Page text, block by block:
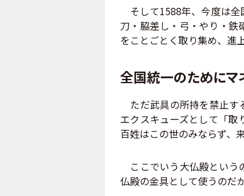
そして1588年、今度は全
刀・脇差し・弓・やり・
をことごとく取り集め、進
全国統一のためにマ
ただ武具の所持を禁止す
エクスキューズとして「取
百姓はこの世のみならず、
ここでいう大仏殿という
仏殿の金具として使うのだ